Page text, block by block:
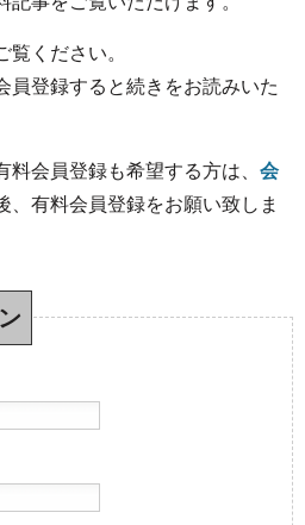
ください。
員登録すると続きをお読みいた
会員登録も希望する方は、 会
、有料会員登録をお願い致しま